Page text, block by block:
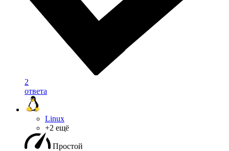
2
ответа
Linux
+2 ещё
Простой